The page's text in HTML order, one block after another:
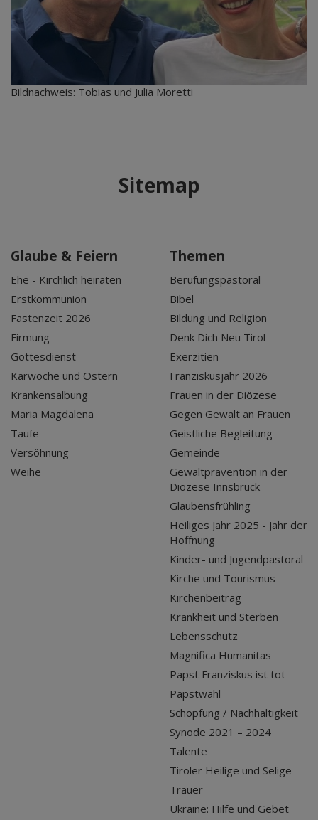
Bildnachweis: Tobias und Julia Moretti
Sitemap
Glaube & Feiern
Ehe - Kirchlich heiraten
Erstkommunion
Fastenzeit 2026
Firmung
Gottesdienst
Karwoche und Ostern
Krankensalbung
Maria Magdalena
Taufe
Versöhnung
Weihe
Themen
Berufungspastoral
Bibel
Bildung und Religion
Denk Dich Neu Tirol
Exerzitien
Franziskusjahr 2026
Frauen in der Diözese
Gegen Gewalt an Frauen
Geistliche Begleitung
Gemeinde
Gewaltprävention in der
Diözese Innsbruck
Glaubensfrühling
Heiliges Jahr 2025 - Jahr der
Hoffnung
Kinder- und Jugendpastoral
Kirche und Tourismus
Kirchenbeitrag
Krankheit und Sterben
Lebensschutz
Magnifica Humanitas
Papst Franziskus ist tot
Papstwahl
Schöpfung / Nachhaltigkeit
Synode 2021 – 2024
Talente
Tiroler Heilige und Selige
Trauer
Ukraine: Hilfe und Gebet